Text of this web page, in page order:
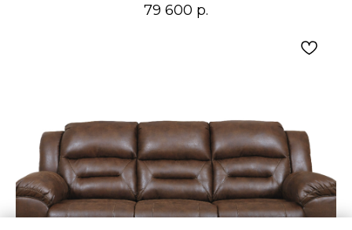
79 600 р.